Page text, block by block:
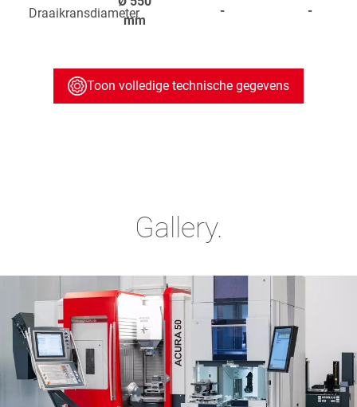
Draaikransdiameter
mm
- -
Toon volledige technische gegevens
Gallery.